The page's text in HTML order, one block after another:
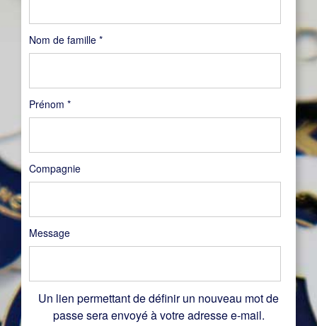
Nom de famille *
Prénom *
Compagnie
Message
Un lien permettant de définir un nouveau mot de
passe sera envoyé à votre adresse e-mail.